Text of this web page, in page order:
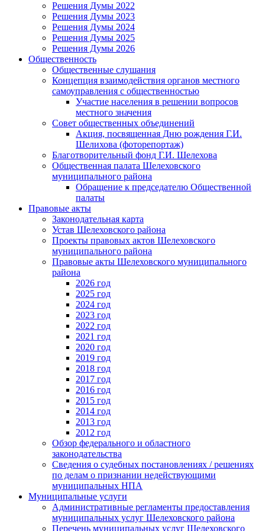
Решения Думы 2022
Решения Думы 2023
Решения Думы 2024
Решения Думы 2025
Решения Думы 2026
Общественность
Общественные слушания
Концепция взаимодействия органов местного
самоуправления с общественностью
Участие населения в решении вопросов
местного значения
Совет общественных объединений
Акция, посвященная Дню рождения Г.И.
Шелихова (фоторепортаж)
Благотворительный фонд Г.И. Шелехова
Общественная палата Шелеховского
муниципального района
Обращение к председателю Общественной
палаты
Правовые акты
Законодательная карта
Устав Шелеховского района
Проекты правовых актов Шелеховского
муниципального района
Правовые акты Шелеховского муниципального
района
2026 год
2025 год
2024 год
2023 год
2022 год
2021 год
2020 год
2019 год
2018 год
2017 год
2016 год
2015 год
2014 год
2013 год
2012 год
Обзор федерального и областного
законодательства
Сведения о судебных постановлениях / решениях
по делам о признании недействующими
муниципальных НПА
Муниципальные услуги
Административные регламенты предоставления
муниципальных услуг Шелеховского района
Перечень муниципальных услуг Шелеховского